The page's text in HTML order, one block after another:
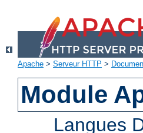
Apache > Serveur HTTP >
Module
Langues